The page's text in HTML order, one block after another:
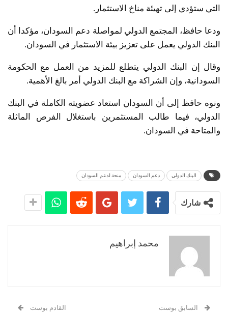
التي ستؤدي إلى تهيئة مناخ الاستثمار.
ودعا حافظ، المجتمع الدولي لمواصلة دعم السودان، مؤكدا أن
البنك الدولي يعمل على تعزيز بيئة الاستثمار في السودان.
وقال إن البنك الدولي يتطلع للمزيد من العمل مع الحكومة
السودانية، وإن الشراكة مع البنك الدولي أمر بالغ الأهمية.
ونوه حافظ إلى أن السودان استعاد عضويته الكاملة في البنك
الدولي، فيما طالب المستثمرين باستغلال الفرص الماثلة
والمتاحة في السودان.
البنك الدولي دعم السودان منحة لدعم السودان
شارك
محمد إبراهيم
السابق بوست القادم بوست